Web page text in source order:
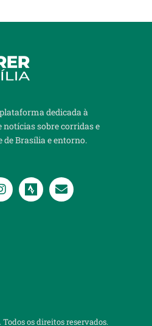
dedicada à
sobre corridas e
de Brasília e entorno.
os direitos reservados.